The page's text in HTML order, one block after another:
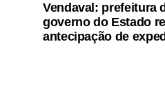
Vendaval: prefeitura
governo do Estado
antecipação de